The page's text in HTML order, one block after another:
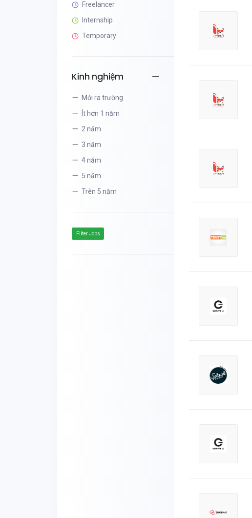
Freelancer
Internship
Temporary
Kinh nghiệm
Mới ra trường
Ít hơn 1 năm
2 năm
3 năm
4 năm
5 năm
Trên 5 năm
Filter Jobs